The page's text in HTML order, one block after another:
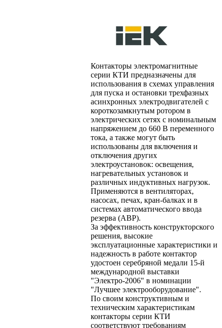
Контакторы электромагнитные
серии КТИ предназначены для
использования в схемах управления
для пуска и остановки трехфазных
асинхронных электродвигателей с
короткозамкнутым ротором в
электрических сетях с номинальным
напряжением до 660 В переменного
тока, а также могут быть
использованы для включения и
отключения других
электроустановок: освещения,
нагревательных установок и
различных индуктивных нагрузок.
Применяются в вентиляторах,
насосах, печах, кран-балках и в
системах автоматического ввода
резерва (АВР).
За эффективность конструкторского
решения, высокие
эксплуатационные характеристики и
надежность в работе контактор
удостоен серебряной медали 15-й
международной выставки
"Электро-2006" в номинации
"Лучшее электрооборудование".
По своим конструктивным и
техническим характеристикам
контакторы серии КТИ
соответствуют требованиям